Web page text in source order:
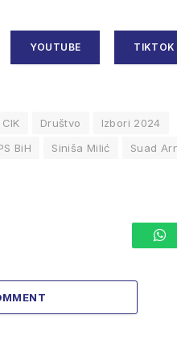
YOUTUBE TIKTOK
CIK Društvo
Izbori 2024
BiH Siniša Milić
Suad